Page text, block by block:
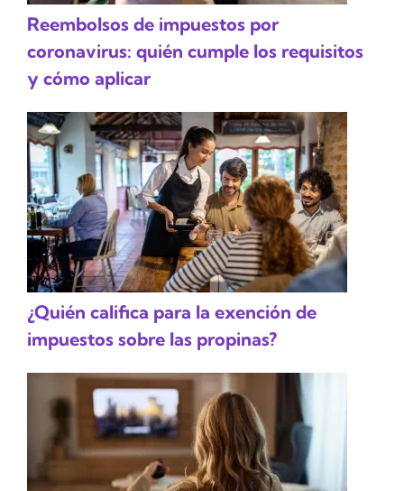
Reembolsos de impuestos por
coronavirus: quién cumple los requisitos
y cómo aplicar
¿Quién califica para la exención de
impuestos sobre las propinas?